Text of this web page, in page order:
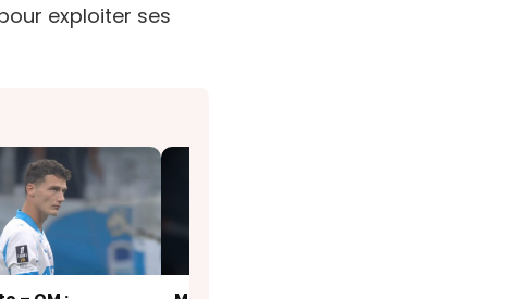
exploiter ses